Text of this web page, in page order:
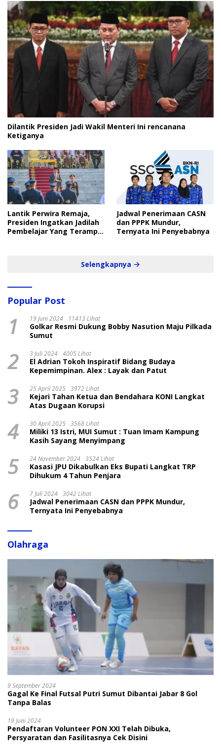
Dilantik Presiden Jadi Wakil Menteri Ini rencanana
Ketiganya
Lantik Perwira Remaja,
Presiden Ingatkan Jadilah
Pembelajar Yang Terampil
Jadwal Penerimaan CASN
dan PPPK Mundur,
Ternyata Ini Penyebabnya
Selengkapnya
Popular Post
1 19 Juni 2024 11413 Lihat
Golkar Resmi Dukung Bobby Nasution Maju Pilkada
Sumut
2 3 Juli 2024 4005 Lihat
El Adrian Tokoh Inspiratif Bidang Budaya
Kepemimpinan. Alex : Layak dan Patut
3 25 April 2025 3972 Lihat
Kejari Tahan Ketua dan Bendahara KONI Langkat
Atas Dugaan Korupsi
4 30 April 2025 3568 Lihat
Miliki 13 Istri, MUI Sumut : Tuan Imam Kampung
Kasih Sayang Menyimpang
5 24 November 2024 3524 Lihat
Kasasi JPU Dikabulkan Eks Bupati Langkat TRP
Dihukum 4 Tahun Penjara
6 7 Juli 2024 3042 Lihat
Jadwal Penerimaan CASN dan PPPK Mundur,
Ternyata Ini Penyebabnya
Olahraga
9 September 2024
Gagal Ke Final Futsal Putri Sumut Dibantai Jabar 8 Gol
Tanpa Balas
19 Juni 2024
Pendaftaran Volunteer PON XXI Telah Dibuka,
Persyaratan dan Fasilitasnya Cek Disini